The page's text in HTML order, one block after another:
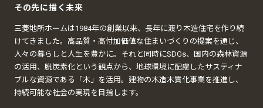
その先に描く未来
三菱地所ホームは1984年の創業以来、長年に渡り木造住宅を作り続
けてきました。高品質・高付加価値な住まいづくりの提案を通じ、
人々の暮らしと人生を豊かに。それと同時にSDGs、国内の森林資源
の活用、脱炭素化という観点から、地球環境に配慮したサスティナ
ブルな資源である「木」を活用。建物の木造木質化事業を推進し、
持続可能な社会の実現を目指します。